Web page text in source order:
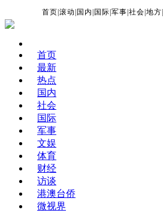
首页 |滚动 国内 国际 |军事 |社会 |地方
首页
最新
热点
国内
社会
国际
军事
文娱
体育
财经
访谈
港澳台侨
微视界